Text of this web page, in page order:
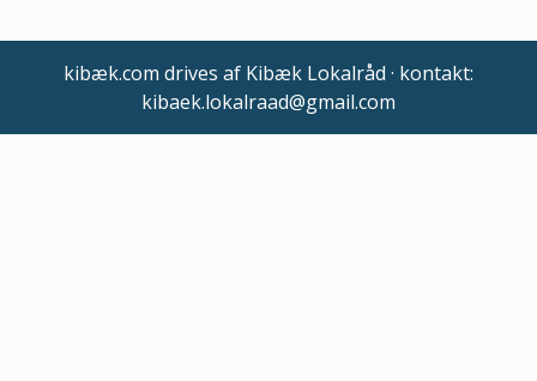
kibæk.com drives af Kibæk Lokalråd · kontakt:
kibaek.lokalraad@gmail.com